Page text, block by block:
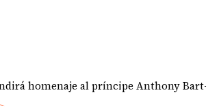
al príncipe Anthony Bart-Appiah